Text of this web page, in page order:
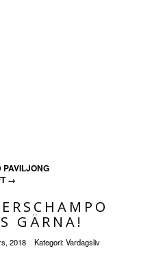
PAVILJONG
→
GÄRNA!
2018 Kategori:Vardagsliv